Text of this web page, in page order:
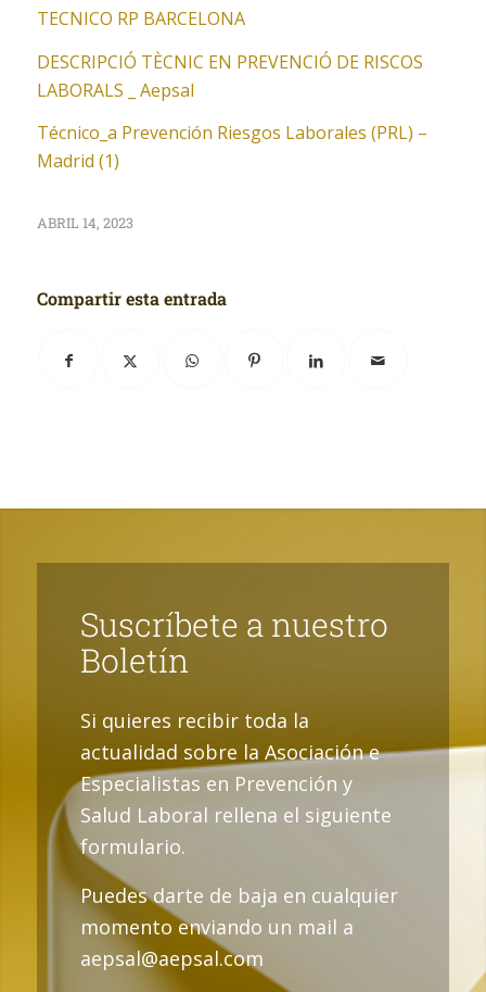
TECNICO RP BARCELONA
DESCRIPCIÓ TÈCNIC EN PREVENCIÓ DE RISCOS
LABORALS _ Aepsal
Técnico_a Prevención Riesgos Laborales (PRL) –
Madrid (1)
ABRIL 14, 2023
Compartir esta entrada
Suscríbete a nuestro
Boletín
Si quieres recibir toda la
actualidad sobre la Asociación e
Especialistas en Prevención y
Salud Laboral rellena el siguiente
formulario.
Puedes darte de baja en cualquier
momento enviando un mail a
aepsal@aepsal.com